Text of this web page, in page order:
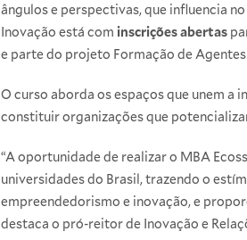
ângulos e perspectivas, que influencia
Inovação está com inscrições abertas
e parte do projeto Formação de
O curso aborda os espaços que unem
constituir organizações que
“A oportunidade de realizar o MBA
universidades do Brasil, trazendo o
empreendedorismo e inovação, e
destaca o pró-reitor de Inovação e